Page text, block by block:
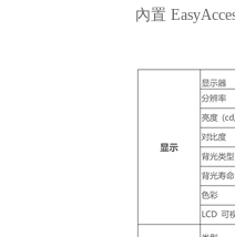
內置